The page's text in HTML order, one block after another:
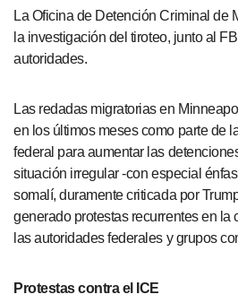
La Oficina de Detención Criminal de
la investigación del tiroteo, junto al
autoridades.
Las redadas migratorias en
en los últimos meses como parte de
federal para aumentar las
situación irregular -con especial
somalí, duramente criticada por
generado protestas recurrentes en la
las autoridades federales y grupos
Protestas contra el ICE